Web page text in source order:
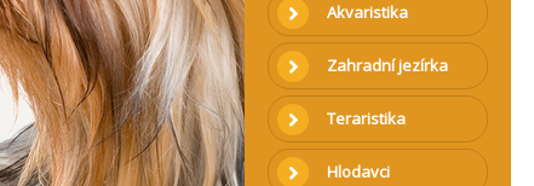
Akvaristika
Zahradní jezírka
Teraristika
Hlodavci